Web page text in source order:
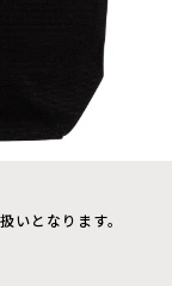
となります。